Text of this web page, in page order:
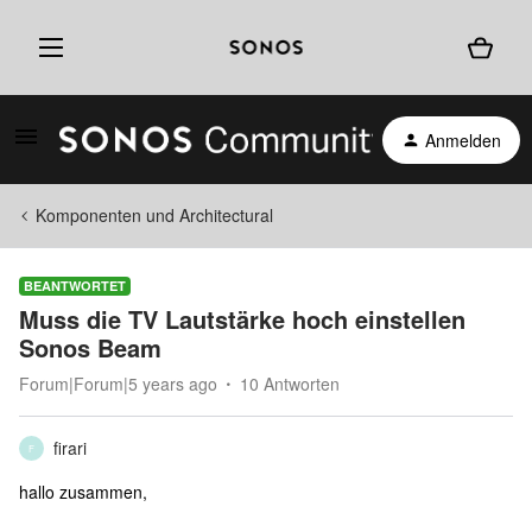
Anmelden
Komponenten und Architectural
BEANTWORTET
Muss die TV Lautstärke hoch einstellen
Sonos Beam
Forum|Forum|5 years ago 10 Antworten
F
firari
hallo zusammen,